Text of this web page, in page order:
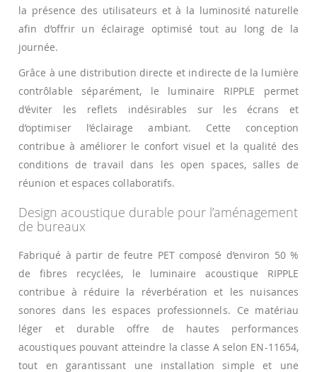
la présence des utilisateurs et à la luminosité naturelle
afin d’offrir un éclairage optimisé tout au long de la
journée.
Grâce à une distribution directe et indirecte de la lumière
contrôlable séparément, le luminaire RIPPLE permet
d’éviter les reflets indésirables sur les écrans et
d’optimiser l’éclairage ambiant. Cette conception
contribue à améliorer le confort visuel et la qualité des
conditions de travail dans les open spaces, salles de
réunion et espaces collaboratifs.
Design acoustique durable pour l’aménagement
de bureaux
Fabriqué à partir de feutre PET composé d’environ 50 %
de fibres recyclées, le luminaire acoustique RIPPLE
contribue à réduire la réverbération et les nuisances
sonores dans les espaces professionnels. Ce matériau
léger et durable offre de hautes performances
acoustiques pouvant atteindre la classe A selon EN-11654,
tout en garantissant une installation simple et une